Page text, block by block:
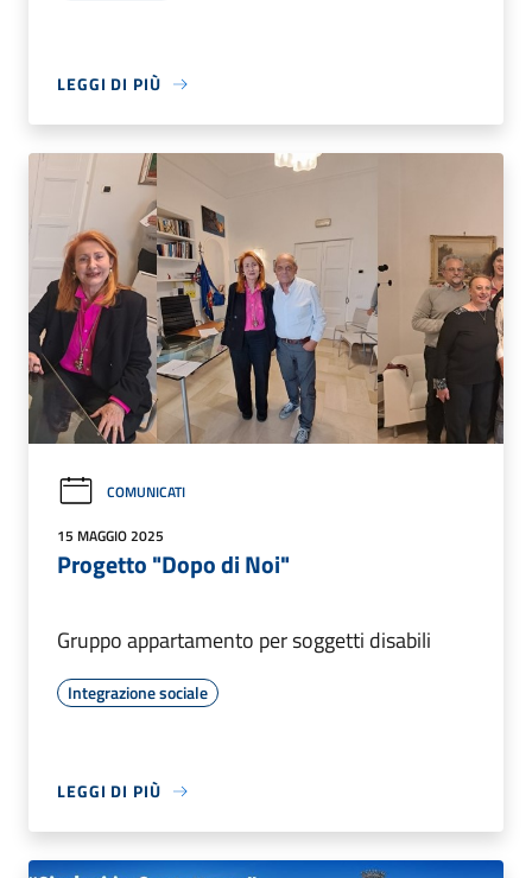
LEGGI DI PIÙ
COMUNICATI
15 MAGGIO 2025
Progetto "Dopo di Noi"
Gruppo appartamento per soggetti disabili
Integrazione sociale
LEGGI DI PIÙ